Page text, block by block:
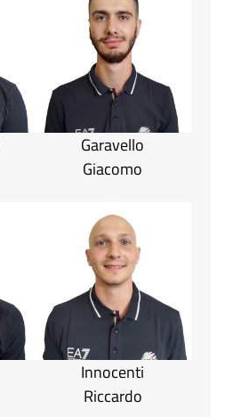
Garavello
Giacomo
Innocenti
Riccardo